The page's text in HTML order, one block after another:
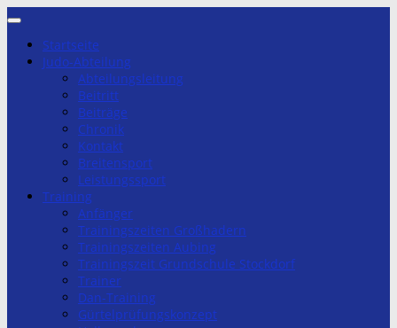
Zum
springenStartseite
Judo-Abteilung
Abteilungsleitung
Beitritt
Beiträge
Chronik
Kontakt
Breitensport
Leistungssport
Training
Anfänger
Trainingszeiten Großhadern
Trainingszeiten Aubing
Trainingszeit Grundschule Stockdorf
Trainer
Dan-Training
Gürtelprüfungskonzept